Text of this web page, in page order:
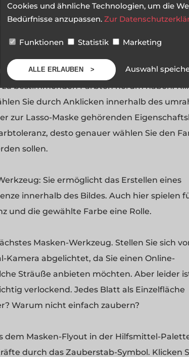
Masken-Rahmens änderbar. Man kann
wollen Sie nur die grünen Pixel innerhalb
freier Konturen zu. Hier werden
Bearbeitung ausgewählt, die eine Farbe
bestimmenden Farbton herum haben.
Sie durch Anklicken innerhalb des
zur Lasso-Maske gehörenden
desto genauer wählen Sie den
sollen.
Sie ermöglicht das Erstellen eines
innerhalb des Bildes. Auch hier spielen
und die gewählte Farbe eine Rolle.
Masken-Werkzeug. Stellen Sie sich
abgelichtet, da Sie einen Online-
Sträuße anbieten möchten. Aber leider
verlockend. Jedes Blatt als Einzelfläche
Warum nicht einfach zaubern?
dem Masken-Flyout in der Hilfsmittel-
durch das Zauberstab-Symbol. Klicken
Cookies und ähnliche Technologien, um die
Bedürfnisse anzupassen. Zur
Funktionen Statistik Marketing
ALLE ERLAUBEN Auswahl